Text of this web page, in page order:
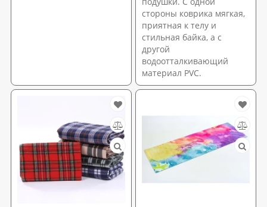
стороны коврика мягкая,
приятная к телу и
стильная байка, а с
другой
водоотталкивающий
материал PVC.